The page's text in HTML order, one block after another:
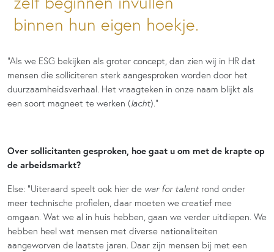
binnen hun eigen hoekje.
“Als we ESG bekijken als groter concept, dan zien wij in HR dat
mensen die solliciteren sterk aangesproken worden door het
duurzaamheidsverhaal. Het vraagteken in onze naam blijkt als
een soort magneet te werken (lacht).”
Over sollicitanten gesproken, hoe gaat u om met de krapte op
de arbeidsmarkt?
Else: “Uiteraard speelt ook hier de war for talent rond onder
meer technische profielen, daar moeten we creatief mee
omgaan. Wat we al in huis hebben, gaan we verder uitdiepen. We
hebben heel wat mensen met diverse nationaliteiten
aangeworven de laatste jaren. Daar zijn mensen bij met een